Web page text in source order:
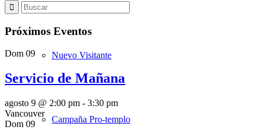
Nuevo Visitante
Campaña Pro-templo
Próximos Eventos
Dom 09
Servicio de Mañana
agosto 9 @ 2:00 pm - 3:30 pm
Vancouver
Dom 09